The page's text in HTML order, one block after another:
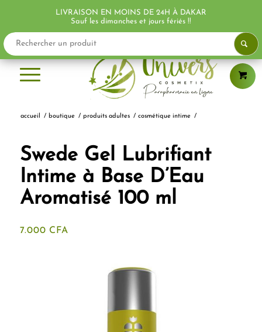
accueil / boutique / produits adultes / cosmétique intime /
Swede Gel Lubrifiant
Intime à Base D’Eau
Aromatisé 100 ml
7.000 CFA
LIVRAISON EN MOINS DE 24H À DAKAR
Sauf les dimanches et jours fériés !!